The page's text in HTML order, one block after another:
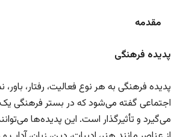
مقدمه
پدیده فرهنگی
پدیده فرهنگی به هر نوع فعالیت، رفتار، باور،
اجتماعی گفته می‌شود که در بستر فرهنگی
می‌گیرد و تأثیرگذار است. این پدیده‌ها